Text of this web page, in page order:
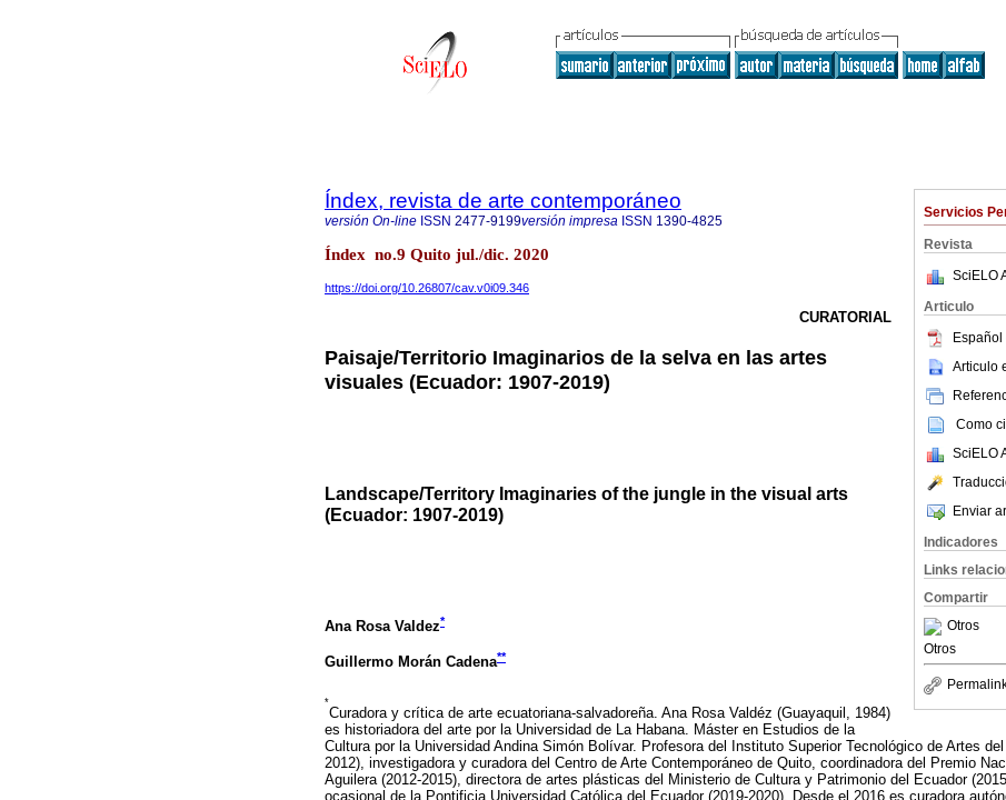
Servicios
Revista
SciELO
Articulo
Español
Articulo
Como
SciELO
Enviar
Indicadores
Links
Compartir
Otros
Otros
Índex, revista de arte contemporáneo
versión On-line ISSN 2477-9199versión impresa ISSN 1390-4825
Índex no.9 Quito jul./dic. 2020
https://doi.org/10.26807/cav.v0i09.346
CURATORIAL
Paisaje/Territorio Imaginarios de la selva en las artes
visuales (Ecuador: 1907-2019)
Landscape/Territory Imaginaries of the jungle in the visual arts
(Ecuador: 1907-2019)
Ana Rosa Valdez*
Guillermo Morán Cadena**
*
Curadora y crítica de arte ecuatoriana-salvadoreña. Ana Rosa Valdéz (Guayaquil, 1984)
es historiadora del arte por la Universidad de La Habana. Máster en Estudios de la
Cultura por la Universidad Andina Simón Bolívar. Profesora del Instituto Superior Tecnológico de Artes
2012), investigadora y curadora del Centro de Arte Contemporáneo de Quito, coordinadora del Premio
Aguilera (2012-2015), directora de artes plásticas del Ministerio de Cultura y Patrimonio del Ecuador
ocasional de la Pontificia Universidad Católica del Ecuador (2019-2020). Desde el 2016 es curadora